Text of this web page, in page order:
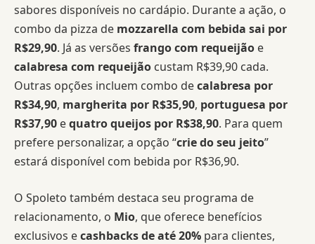
sabores disponíveis no cardápio. Durante a ação, o
combo da pizza de mozzarella com bebida sai por
R$29,90. Já as versões frango com requeijão e
calabresa com requeijão custam R$39,90 cada.
Outras opções incluem combo decalabresa por
R$34,90, margherita por R$35,90, portuguesa por
R$37,90 equatro queijos por R$38,90. Para quem
prefere personalizar, a opção “crie do seu jeito”
estará disponível com bebida por R$36,90.
O Spoleto também destaca seu programa de
relacionamento, o Mio, que oferece benefícios
exclusivos ecashbacks de até 20% para clientes,